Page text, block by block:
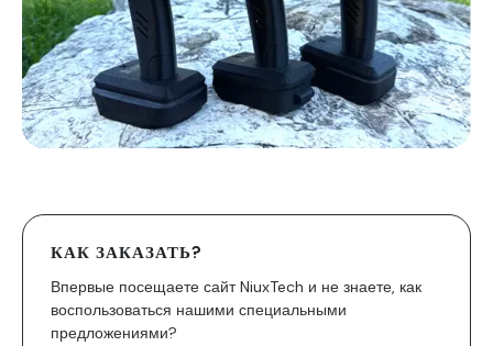
КАК ЗАКАЗАТЬ?
Впервые посещаете сайт NiuxTech и не знаете, как
воспользоваться нашими специальными
предложениями?